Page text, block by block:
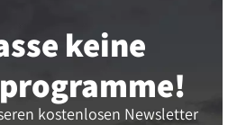
keine
kostenlosen Newsletter